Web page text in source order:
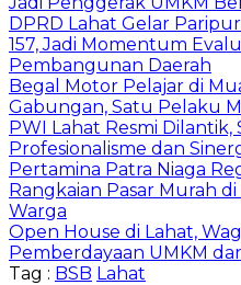
DPRD Lahat Gelar
157, Jadi Momentum
Pembangunan Daerah
Begal Motor Pelajar di
Gabungan, Satu Pelaku
PWI Lahat Resmi Dilantik,
Profesionalisme dan
Pertamina Patra Niaga
Rangkaian Pasar Murah
Warga
Open House di Lahat,
Pemberdayaan UMKM
Tag : BSB Lahat